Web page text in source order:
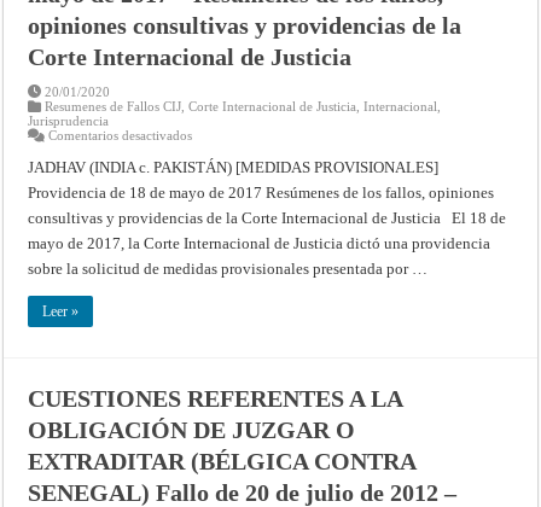
1999
de
opiniones
consultivas
providencias
de
la
Corte
Internacional
de
opiniones consultivas y providencias de la
Corte Internacional de Justicia
20/01/2020
Resumenes de Fallos CIJ ,Corte Internacional de Justicia ,Internacional
Jurisprudencia
Comentarios desactivadosen
(INDIA
c.
PAKISTÁN)
[MEDIDAS
PROVISIONALES]
Providencia
de
18
de
fallos,
opiniones
consultivas
y
providencias
de
la
Corte
JADHAV (INDIA c. PAKISTÁN) [MEDIDAS PROVISIONALES]
Providencia de 18 de mayo de 2017 Resúmenes de los fallos, opiniones
consultivas y providencias de la Corte Internacional de Justicia El 18 de
mayo de 2017, la Corte Internacional de Justicia dictó una providencia
sobre la solicitud de medidas provisionales presentada por …
Leer »
CUESTIONES REFERENTES A LA
OBLIGACIÓN DE JUZGAR O
EXTRADITAR (BÉLGICA CONTRA
SENEGAL) Fallo de 20 de julio de 2012 –